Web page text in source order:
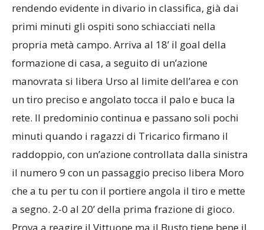
rendendo evidente in divario in classifica, già dai
primi minuti gli ospiti sono schiacciati nella
propria metà campo. Arriva al 18’ il goal della
formazione di casa, a seguito di un’azione
manovrata si libera Urso al limite dell’area e con
un tiro preciso e angolato tocca il palo e buca la
rete. Il predominio continua e passano soli pochi
minuti quando i ragazzi di Tricarico firmano il
raddoppio, con un’azione controllata dalla sinistra
il numero 9 con un passaggio preciso libera Moro
che a tu per tu con il portiere angola il tiro e mette
a segno. 2-0 al 20’ della prima frazione di gioco.